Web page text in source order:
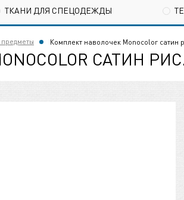
ТКАНИ ДЛЯ СПЕЦОДЕЖДЫ
Комплект наволочек Monocolor сатин
САТИН